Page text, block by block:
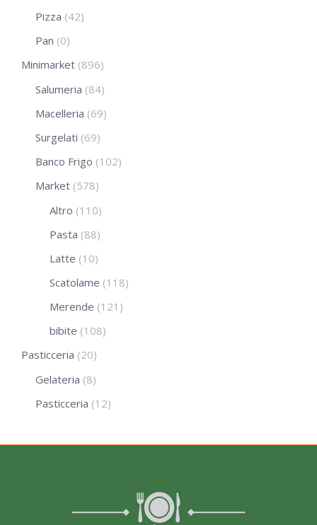
Pizza (42)
Pan (0)
Minimarket (896)
Salumeria (84)
Macelleria (69)
Surgelati (69)
Banco Frigo (102)
Market (578)
Altro (110)
Pasta (88)
Latte (10)
Scatolame (118)
Merende (121)
bibite (108)
Pasticceria (20)
Gelateria (8)
Pasticceria (12)